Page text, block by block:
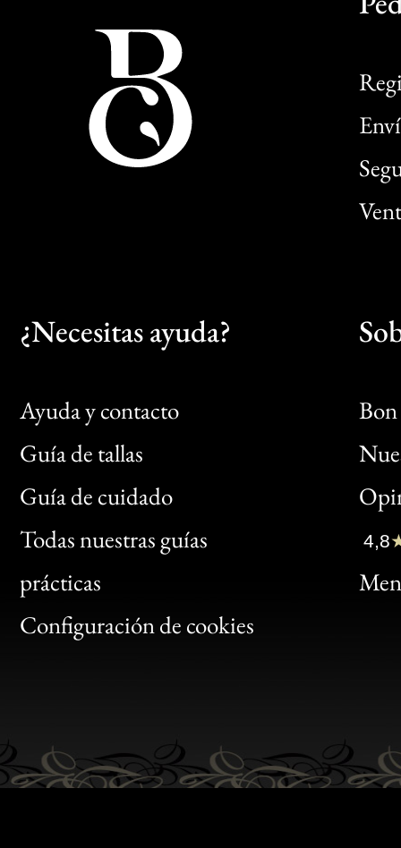
¿Necesitas ayuda?
Ayuda y contacto
Guía de tallas
Guía de cuidado
Todas nuestras guías
prácticas
Configuración de cookies
Bon
Clic
Bon
4,8